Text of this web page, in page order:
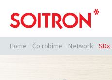
Home Čo robíme Network SDx